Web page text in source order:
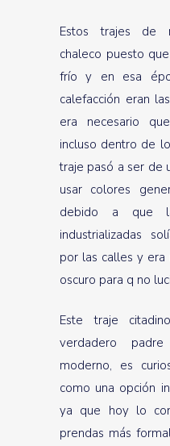
Estos trajes de
chaleco puesto
frío y en esa
calefacción eran
era necesario
incluso dentro de
traje pasó a ser de
usar colores
debido a que
industrializadas
por las calles y
oscuro para q no
Este traje
verdadero
moderno, es
como una opción
ya que hoy lo
prendas más